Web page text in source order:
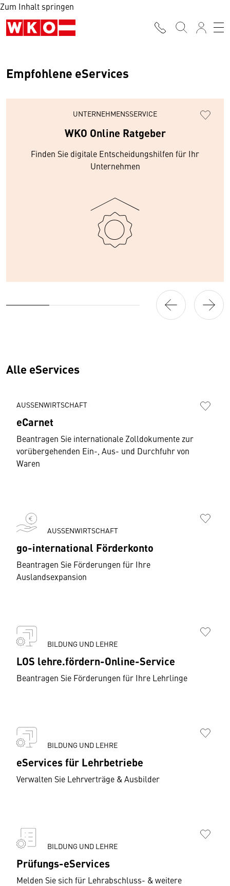
Zum Inhalt springen
Empfohlene eServices
UNTERNEHMENSSERVICE
WKO Online Ratgeber
Finden Sie digitale Entscheidungshilfen für Ihr
Unternehmen
Alle eServices
AUSSENWIRTSCHAFT
eCarnet
Beantragen Sie internationale Zolldokumente zur
vorübergehenden Ein-, Aus- und Durchfuhr von
Waren
AUSSENWIRTSCHAFT
go-international Förderkonto
Beantragen Sie Förderungen für Ihre
Auslandsexpansion
BILDUNG UND LEHRE
LOS lehre.fördern-Online-Service
Beantragen Sie Förderungen für Ihre Lehrlinge
BILDUNG UND LEHRE
eServices für Lehrbetriebe
Verwalten Sie Lehrverträge & Ausbilder
BILDUNG UND LEHRE
Prüfungs-eServices
Melden Sie sich für Lehrabschluss- & weitere